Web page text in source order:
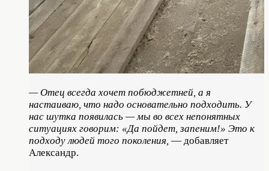
— Отец всегда хочет побюджетней, а я
настаиваю, что надо основательно подходить. У
нас шутка появилась — мы во всех непонятных
ситуациях говорим: «Да пойдет, запеним!» Это к
подходу людей того поколения, — добавляет
Александр.